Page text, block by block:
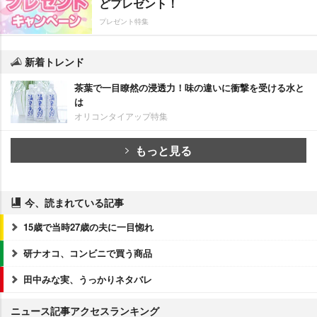
プレゼント特集
新着トレンド
茶葉で一目瞭然の浸透力！味の違いに衝撃を受ける水と
は
オリコンタイアップ特集
もっと見る
今、読まれている記事
15歳で当時27歳の夫に一目惚れ
研ナオコ、コンビニで買う商品
田中みな実、うっかりネタバレ
ニュース記事アクセスランキング